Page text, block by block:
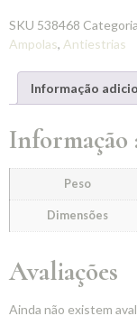
SKU 538468
Ampolas, Antiestrias
Informação
Informação
Peso
Dimensões
Avaliações
Ainda não existem